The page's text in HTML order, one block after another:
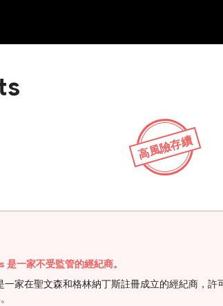
高風險存續
一家不受監管的經紀商。
家在聖文森和格林納丁斯註冊成立的經紀商，